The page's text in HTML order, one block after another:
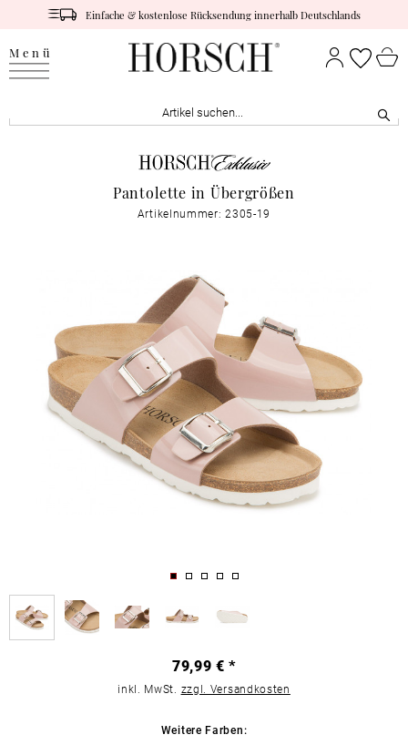
Einfache & kostenlose Rücksendung innerhalb Deutschlands
Menü
Pantolette in Übergrößen
Artikelnummer: 2305-19
79,99 € *
inkl. MwSt. zzgl. Versandkosten
Weitere Farben: